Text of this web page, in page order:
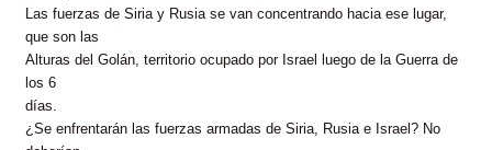
Las fuerzas de Siria y Rusia se van concentrando hacia ese lugar,
que son las
Alturas del Golán, territorio ocupado por Israel luego de la Guerra de
los 6
días.
¿Se enfrentarán las fuerzas armadas de Siria, Rusia e Israel? No